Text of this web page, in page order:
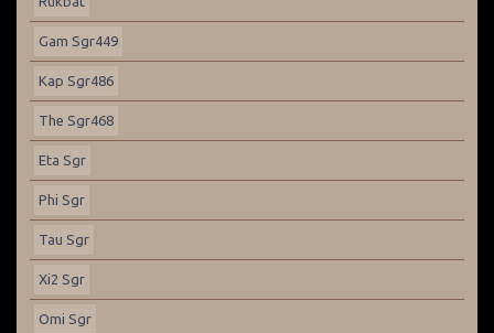
Gam Sgr449
Kap Sgr486
The Sgr468
Eta Sgr
Phi Sgr
Tau Sgr
Xi2 Sgr
Omi Sgr